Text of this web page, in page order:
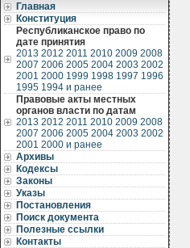
Главная
Конституция
Республиканское право по
дате принятия
2013 2012 2011 2010 2009 2008
2007 2006 2005 2004 2003 2002
2001 2000 1999 1998 1997 1996
1995 1994 и ранее
Правовые акты местных
органов власти по датам
2013 2012 2011 2010 2009 2008
2007 2006 2005 2004 2003 2002
2001 2000 и ранее
Архивы
Кодексы
Законы
Указы
Постановления
Поиск документа
Полезные ссылки
Контакты